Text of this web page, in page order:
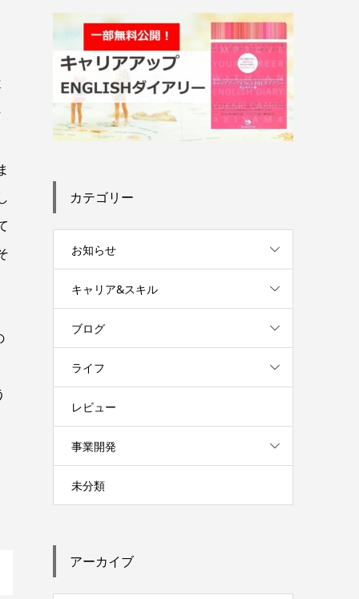
カテゴリー
お知らせ
キャリア&スキル
ブログ
ライフ
レビュー
事業開発
未分類
アーカイブ